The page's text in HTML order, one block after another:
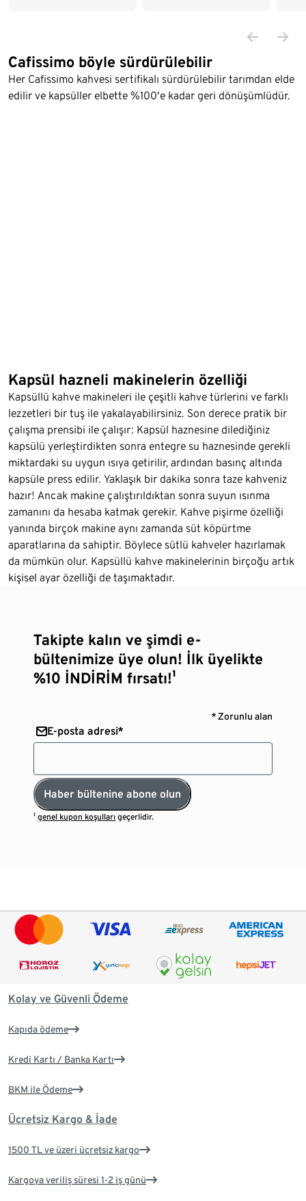
Cafissimo böyle sürdürülebilir
Her Cafissimo kahvesi sertifikalı sürdürülebilir tarımdan elde
edilir ve kapsüller elbette %100'e kadar geri dönüşümlüdür.
Kapsül hazneli makinelerin özelliği
Kapsüllü kahve makineleri ile çeşitli kahve türlerini ve farklı
lezzetleri bir tuş ile yakalayabilirsiniz. Son derece pratik bir
çalışma prensibi ile çalışır: Kapsül haznesine dilediğiniz
kapsülü yerleştirdikten sonra entegre su haznesinde gerekli
miktardaki su uygun ısıya getirilir, ardından basınç altında
kapsüle press edilir. Yaklaşık bir dakika sonra taze kahveniz
hazır! Ancak makine çalıştırıldıktan sonra suyun ısınma
zamanını da hesaba katmak gerekir. Kahve pişirme özelliği
yanında birçok makine aynı zamanda süt köpürtme
aparatlarına da sahiptir. Böylece sütlü kahveler hazırlamak
da mümkün olur. Kapsüllü kahve makinelerinin birçoğu artık
kişisel ayar özelliği de taşımaktadır.
Takipte kalın ve şimdi e-
bültenimize üye olun! İlk üyelikte
%10 İNDİRİM fırsatı!¹
* Zorunlu alan
E-posta adresi*
Haber bültenine abone olun
¹genel kupon koşulları geçerlidir.
Kolay ve Güvenli Ödeme
Kapıda ödeme
Kredi Kartı / Banka Kartı
BKM ile Ödeme
Ücretsiz Kargo & İade
1500 TL ve üzeri ücretsiz kargo
Kargoya veriliş süresi 1-2 iş günü